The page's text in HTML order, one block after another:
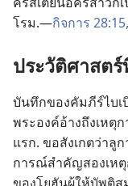
โรม.—กิจการ
ประวัติศาสต
บันทึก​ของ​คัมภีร์​ไบเ
พระองค์​อ้าง​ถึง​เหตุ​
แรก. ขอ​สังเกต​ว่า​ลู
การณ์​สำคัญ​สอง​เห